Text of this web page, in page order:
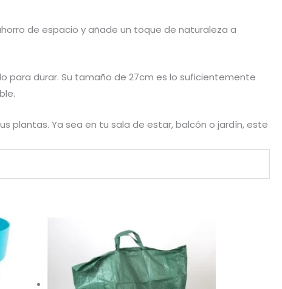
de espacio y añade un toque de naturaleza a
durar. Su tamaño de 27cm es lo suficientemente
plantas. Ya sea en tu sala de estar, balcón o jardín, este